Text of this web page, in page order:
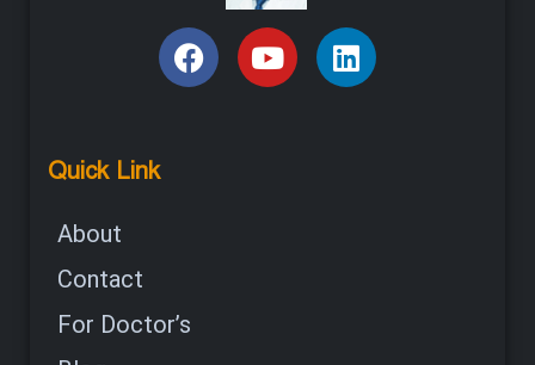
Quick Link
About
Contact
For Doctor’s